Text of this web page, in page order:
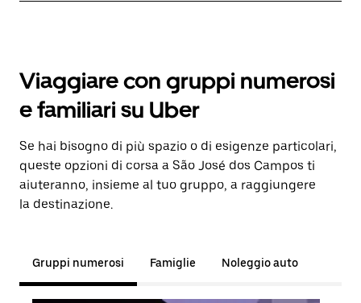
Viaggiare con gruppi numerosi
e familiari su Uber
Se hai bisogno di più spazio o di esigenze particolari,
queste opzioni di corsa a São José dos Campos ti
aiuteranno, insieme al tuo gruppo, a raggiungere
la destinazione.
Gruppi numerosi Famiglie Noleggio auto